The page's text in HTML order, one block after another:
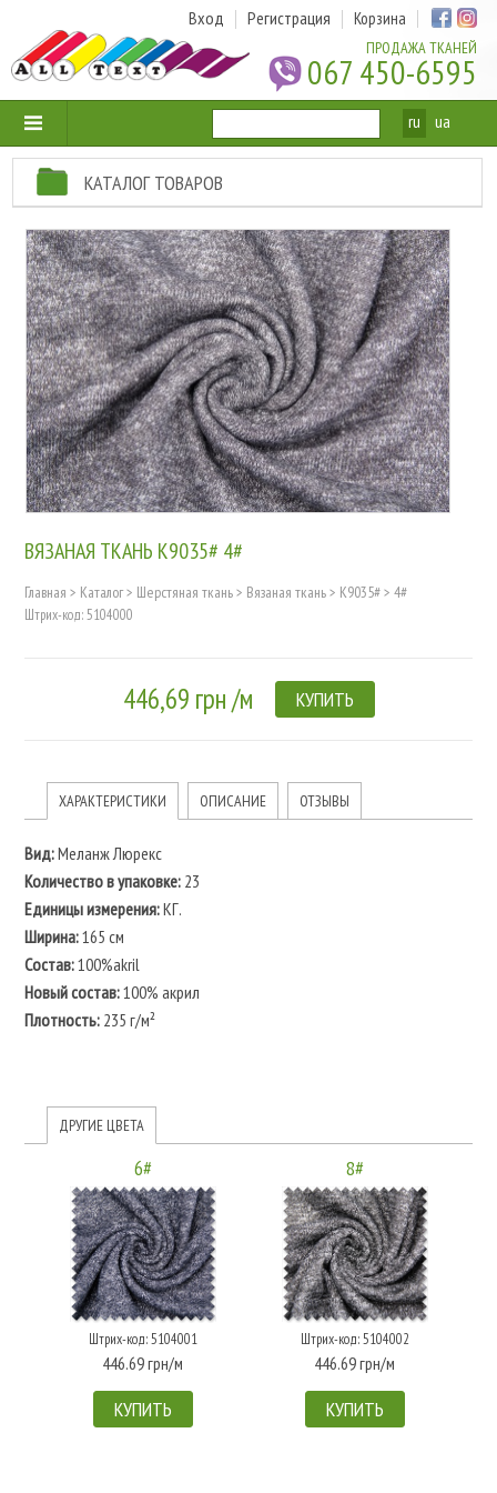
ПРОДАЖА ТКАНЕЙ
067 450-6595
Вход Регистрация Корзина
ru ua
КАТАЛОГ ТОВАРОВ
ВЯЗАНАЯ ТКАНЬ K9035# 4#
Главная > Каталог> Шерстяная ткань> Вязаная ткань> K9035#> 4#
Штрих-код: 5104000
446,69 грн /м КУПИТЬ
ХАРАКТЕРИСТИКИ ОПИСАНИЕ ОТЗЫВЫ
Вид:Меланж Люрекс
Количество в упаковке:23
Единицы измерения:КГ.
Ширина:165 см
Состав:100%akril
Новый состав:100% акрил
Плотность:235 г/м²
ДРУГИЕ ЦВЕТА
6#
Штрих-код: 5104001
446.69 грн/м
КУПИТЬ
8#
Штрих-код: 5104002
446.69 грн/м
КУПИТЬ